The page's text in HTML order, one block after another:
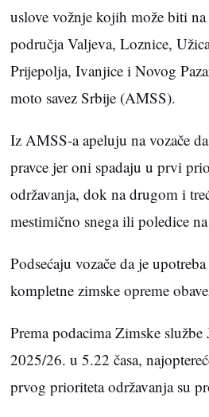
uslove vožnje kojih može biti
područja Valjeva, Loznice,
Prijepolja, Ivanjice i Novog
moto savez Srbije (AMSS).
Iz AMSS-a apeluju na vozače
pravce jer oni spadaju u prvi
održavanja, dok na drugom i
mestimično snega ili poledice
Podsećaju vozače da je
kompletne zimske opreme
Prema podacima Zimske službe
2025/26. u 5.22 časa,
prvog prioriteta održavanja su